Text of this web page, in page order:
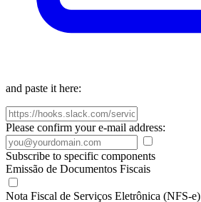
and paste it here:
Please confirm your e-mail address:
Subscribe to specific components
Emissão de Documentos Fiscais
Nota Fiscal de Serviços Eletrônica (NFS-e)